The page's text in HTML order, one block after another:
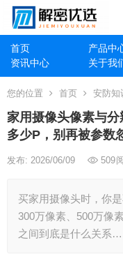
首页 产品中
资讯中心
关于我
您的位置 首页 安防知
家用摄像头像素与
多少P，别再被参数
发布: 2026/06/09 509
买家用摄像头时，你
300万像素、500万像
之间到底是什么关系…